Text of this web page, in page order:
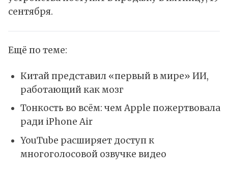
сентября.
Ещё по теме:
Китай представил «первый в мире» ИИ,
работающий как мозг
Тонкость во всём: чем Apple пожертвовала
ради iPhone Air
YouTube расширяет доступ к
многоголосовой озвучке видео